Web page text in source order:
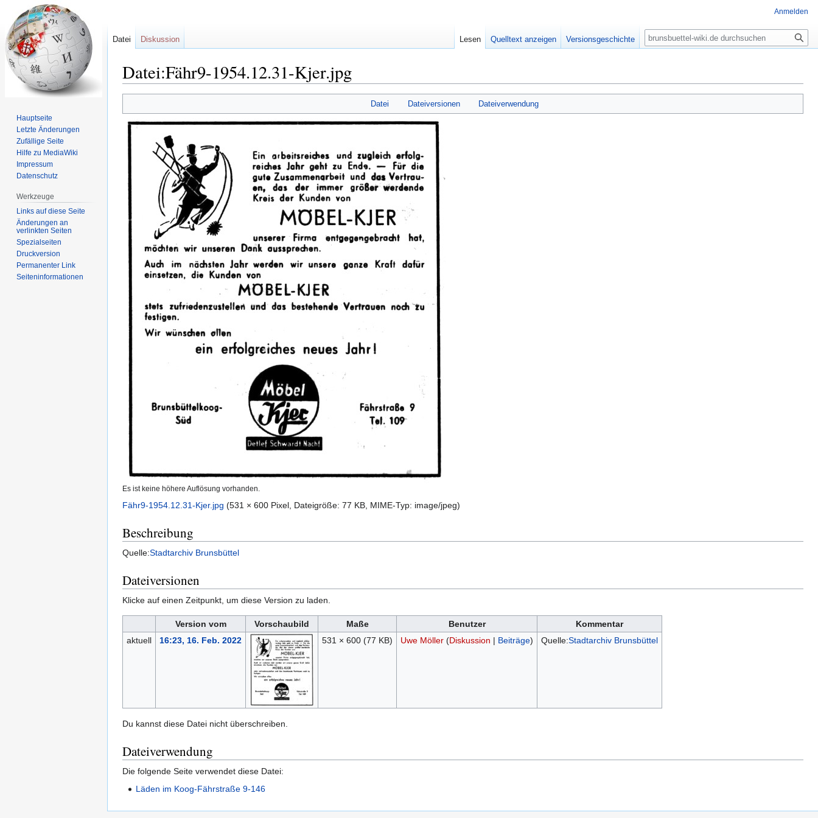
Datei:Fähr9-1954.12.31-Kjer.jpg
Navigation
springen
Suche
springen
Datei Dateiversionen Dateiverwendung
Es ist keine höhere Auflösung vorhanden.
Fähr9-1954.12.31-Kjer.jpg (531 × 600 Pixel, Dateigröße: 77 KB, MIME-Typ: image/jpeg)
Beschreibung
Quelle:Stadtarchiv Brunsbüttel
Dateiversionen
Klicke auf einen Zeitpunkt, um diese Version zu laden.
Version vom Vorschaubild Maße Benutzer
Kommentar
aktuell
16:23, 16. Feb. 2022 531 × 600 (77 KB) Uwe Möller (Diskussion | Beiträge) Quelle:Stadtarchiv Brunsbüttel
Du kannst diese Datei nicht überschreiben.
Dateiverwendung
Die folgende Seite verwendet diese Datei:
Läden im Koog-Fährstraße 9-146
Anmelden
Datei Diskussion Lesen Quelltext anzeigen Versionsgeschichte
Suche
Hauptseite
Letzte Änderungen
Zufällige Seite
Hilfe zu MediaWiki
Impressum
Datenschutz
Werkzeuge
Links auf diese Seite
Änderungen an
verlinkten Seiten
Spezialseiten
Druckversion
Permanenter Link
Seiten­informationen